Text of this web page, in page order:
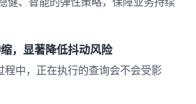
，显著降低抖动风险
程中，正在执行的查询会不会受影